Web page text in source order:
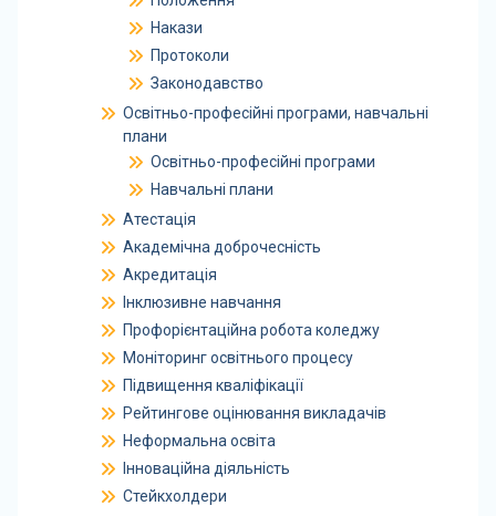
Накази
Протоколи
Законодавство
Освітньо-професійні програми, навчальні
плани
Освітньо-професійні програми
Навчальні плани
Атестація
Академічна доброчесність
Акредитація
Інклюзивне навчання
Профорієнтаційна робота коледжу
Моніторинг освітнього процесу
Підвищення кваліфікації
Рейтингове оцінювання викладачів
Неформальна освіта
Інноваційна діяльність
Стейкхолдери